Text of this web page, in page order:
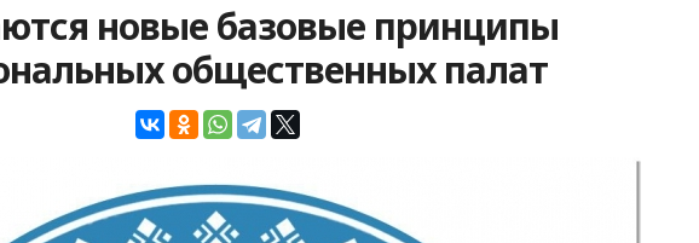
новые базовые принципы
общественных палат